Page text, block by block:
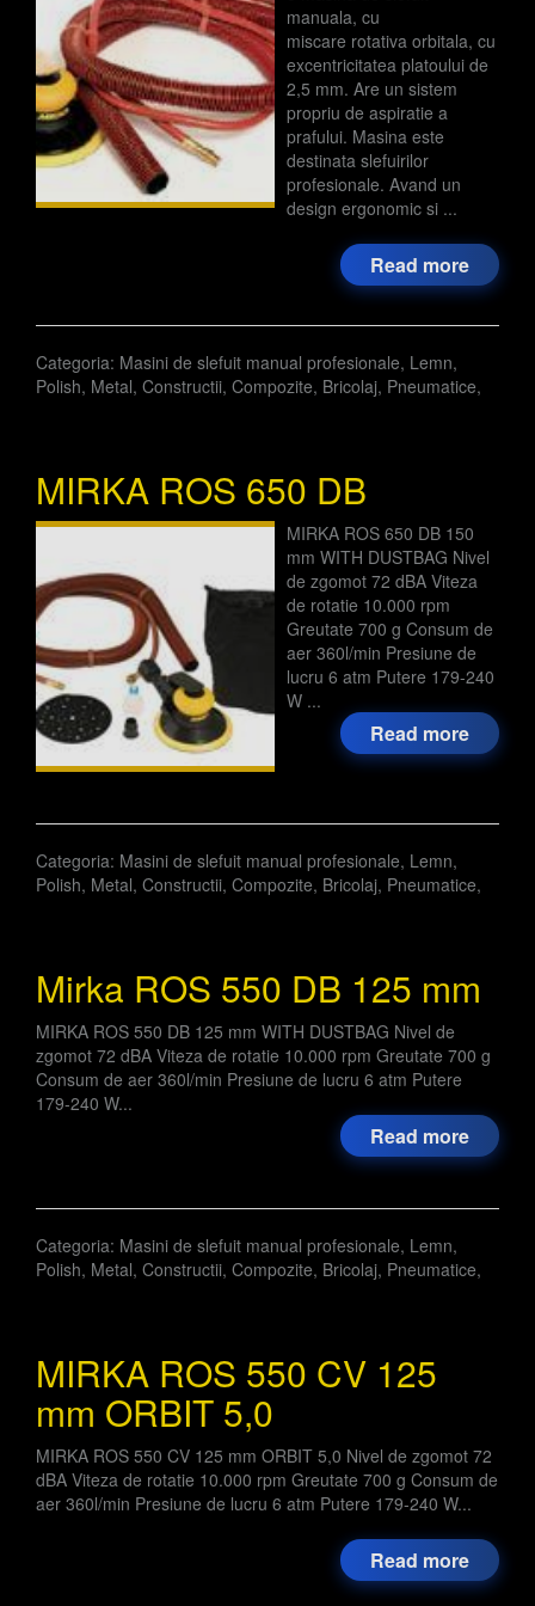
manuala, cu
miscare rotativa orbitala, cu
excentricitatea platoului de
2,5 mm. Are un sistem
propriu de aspiratie a
prafului. Masina este
destinata slefuirilor
profesionale. Avand un
design ergonomic si ...
Read more
Categoria: Masini de slefuit manual profesionale, Lemn,
Polish, Metal, Constructii, Compozite, Bricolaj, Pneumatice,
MIRKA ROS 650 DB
MIRKA ROS 650 DB 150
mm WITH DUSTBAG Nivel
de zgomot 72 dBA Viteza
de rotatie 10.000 rpm
Greutate 700 g Consum de
aer 360l/min Presiune de
lucru 6 atm Putere 179-240
W ...
Read more
Categoria: Masini de slefuit manual profesionale, Lemn,
Polish, Metal, Constructii, Compozite, Bricolaj, Pneumatice,
Mirka ROS 550 DB 125 mm
MIRKA ROS 550 DB 125 mm WITH DUSTBAG Nivel de
zgomot 72 dBA Viteza de rotatie 10.000 rpm Greutate 700 g
Consum de aer 360l/min Presiune de lucru 6 atm Putere
179-240 W...
Read more
Categoria: Masini de slefuit manual profesionale, Lemn,
Polish, Metal, Constructii, Compozite, Bricolaj, Pneumatice,
MIRKA ROS 550 CV 125
mm ORBIT 5,0
MIRKA ROS 550 CV 125 mm ORBIT 5,0 Nivel de zgomot 72
dBA Viteza de rotatie 10.000 rpm Greutate 700 g Consum de
aer 360l/min Presiune de lucru 6 atm Putere 179-240 W...
Read more